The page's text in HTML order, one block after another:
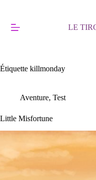
LE
Étiquette killmonday
Aventure, Test
Little Misfortune